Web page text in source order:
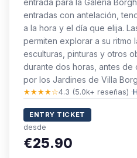
entrada para la Galería
entradas con antelación,
a la hora y el día que elija.
permiten explorar a su ritmo
esculturas, pinturas y otros
durante dos horas, antes de
por los Jardines de Villa
★★★★☆4.3 (5.0k+ reseñas) ·
ENTRY TICKET
desde
€25.90